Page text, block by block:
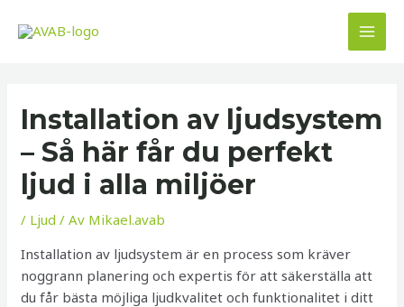
Installation av ljudsystem
– Så här får du perfekt
ljud i alla miljöer
/ Ljud / Av Mikael.avab
Installation av ljudsystem är en process som kräver
noggrann planering och expertis för att säkerställa att
du får bästa möjliga ljudkvalitet och funktionalitet i ditt